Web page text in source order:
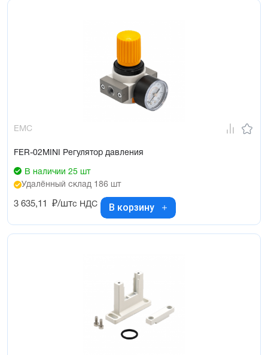
EMC
FER-02MINI Регулятор давления
В наличии 25 шт
Удалённый склад 186 шт
3 635,11 ₽/штс НДС В корзину